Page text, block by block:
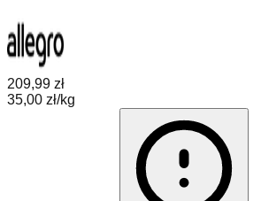
209,99 zł
35,00 zł/kg